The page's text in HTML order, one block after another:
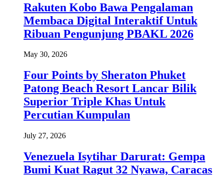
Rakuten Kobo Bawa Pengalaman
Membaca Digital Interaktif Untuk
Ribuan Pengunjung PBAKL 2026
May 30, 2026
Four Points by Sheraton Phuket
Patong Beach Resort Lancar Bilik
Superior Triple Khas Untuk
Percutian Kumpulan
July 27, 2026
Venezuela Isytihar Darurat: Gempa
Bumi Kuat Ragut 32 Nyawa, Caracas